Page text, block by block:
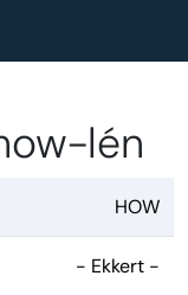
lén
HOW
- Ekkert -